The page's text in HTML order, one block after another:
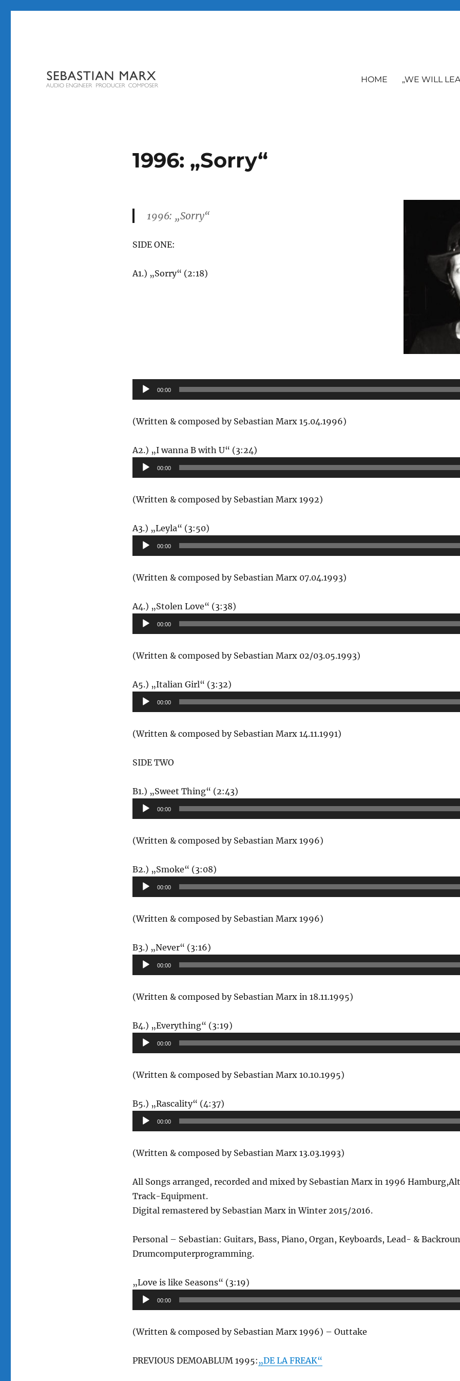
HOME „WE WILL
1996: „Sorry“
1996: „Sorry“
SIDE ONE:
A1.) „Sorry“ (2:18)Audio-
00:00
(Written & composed by Sebastian Marx 15.04.1996)
A2.) „I wanna B with U“ (3:24)Audio-
Player
00:00
(Written & composed by Sebastian Marx 1992)
A3.) „Leyla“ (3:50)Audio-
Player
00:00
(Written & composed by Sebastian Marx 07.04.1993)
A4.) „Stolen Love“ (3:38)
Player
00:00
(Written & composed by Sebastian Marx 02/03.05.1993)
A5.) „Italian Girl“ (3:32)
Player
00:00
(Written & composed by Sebastian Marx 14.11.1991)
SIDE TWO
B1.) „Sweet Thing“ (2:43)Audio-
Player
00:00
(Written & composed by Sebastian Marx 1996)
B2.) „Smoke“ (3:08)Audio-
Player
00:00
(Written & composed by Sebastian Marx 1996)
B3.) „Never“ (3:16)Audio-
Player
00:00
(Written & composed by Sebastian Marx in 18.11.1995)
B4.) „Everything“ (3:19)Audio-
Player
00:00
(Written & composed by Sebastian Marx 10.10.1995)
B5.) „Rascality“ (4:37)Audio-
Player
00:00
(Written & composed by Sebastian Marx 13.03.1993)
All Songs arranged, recorded and mixed by Sebastian Marx in 1996
Track-Equipment.
Digital remastered by Sebastian Marx in Winter 2015/2016.
Personal – Sebastian: Guitars, Bass, Piano, Organ, Keyboards, Lead- &
Drumcomputerprogramming.
„Love is like Seasons“ (3:19)Audio-
Player
00:00
(Written & composed by Sebastian Marx 1996) – Outtake
PREVIOUS DEMOABLUM 1995: „DE LA FREAK“